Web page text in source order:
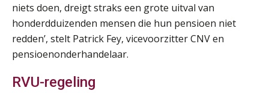
niets doen, dreigt straks een grote uitval van
honderdduizenden mensen die hun pensioen niet
redden’, stelt Patrick Fey, vicevoorzitter CNV en
pensioenonderhandelaar.
RVU-regeling
AUG
Online Vakopleiding Payroll Services (VPS)
MOCuitgevers
AUG
Opfriscursus VPS (NIRPA PE)
Markus Verbeek Praehep